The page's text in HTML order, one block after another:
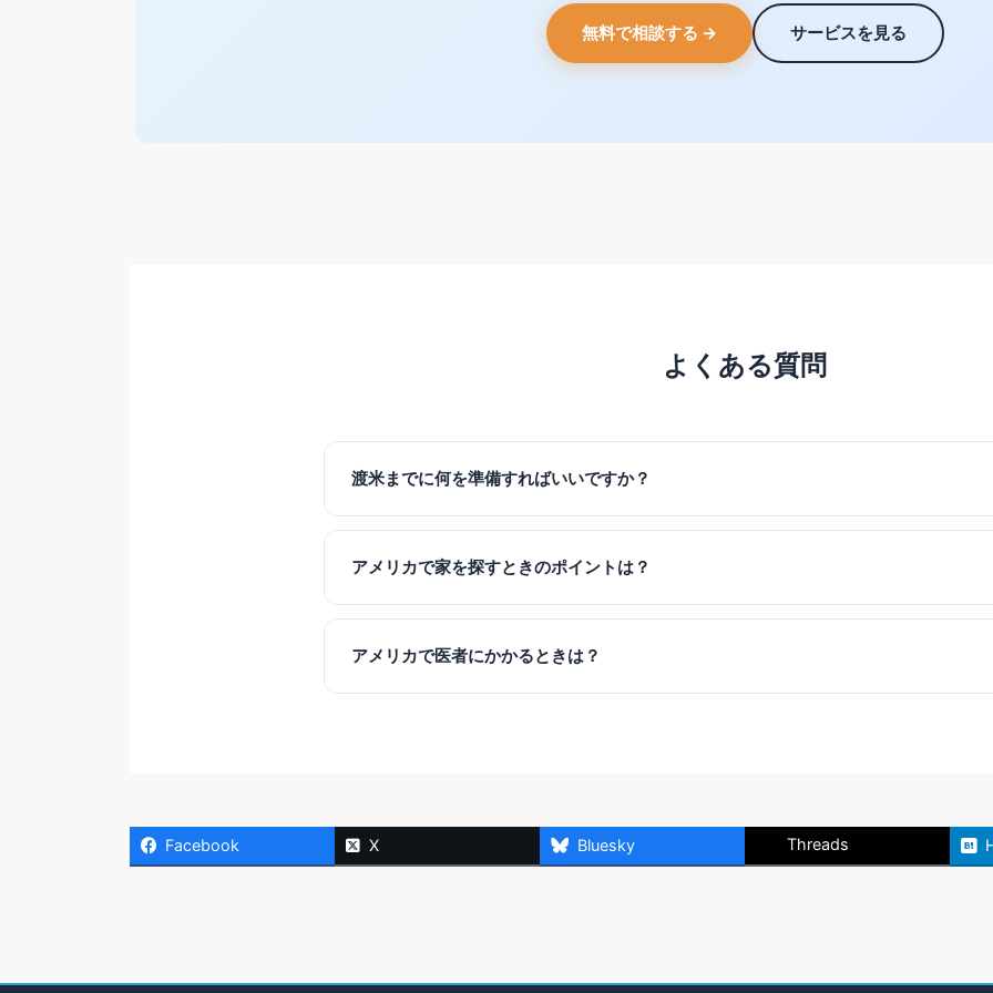
無料で相談する → サービスを見る
よくある質問
渡米までに何を準備すればいいですか？
まずはビザ取得、住居確保、荷物準備が最優先です。「くらし」カテゴリの「渡米準備チ
ザ・銀行口座・携帯・車免許・保険など、到着後1ヶ月でやることを全てお伝えしています
アメリカで家を探すときのポイントは？
アメリカでは学区（School District）が住所を決める最重要ファクターです。良い学区は子
の人間関係に大きく影響します。「住居探し」ガイドでは、家族向けエリアの選び方、学
アメリカで医者にかかるときは？
Facebook X Bluesky Threads